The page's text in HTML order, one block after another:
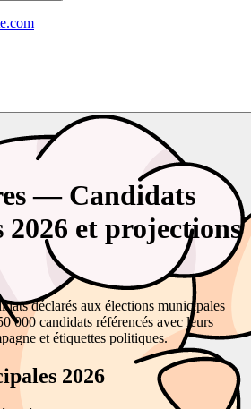
— Candidats
2026 et projections
déclarés aux élections municipales
000 candidats référencés avec leurs
et étiquettes politiques.
2026